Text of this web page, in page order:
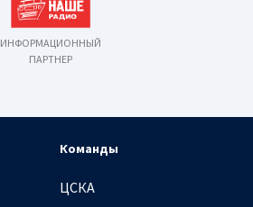
ИНФОРМАЦИОННЫЙ
ПАРТНЕР
Команды
ЦСКА